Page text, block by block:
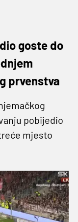
goste do
prvenstva
pobijedio
mjesto